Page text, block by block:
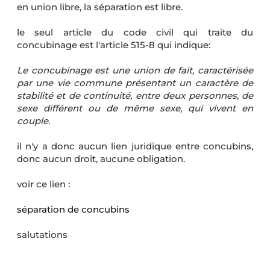
en union libre, la séparation est libre.
le seul article du code civil qui traite du
concubinage est l'article 515-8 qui indique:
Le concubinage est une union de fait, caractérisée
par une vie commune présentant un caractère de
stabilité et de continuité, entre deux personnes, de
sexe différent ou de même sexe, qui vivent en
couple.
il n'y a donc aucun lien juridique entre concubins,
donc aucun droit, aucune obligation.
voir ce lien :
séparation de concubins
salutations